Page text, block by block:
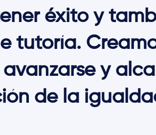
éxito y
tutoría.
y
de la